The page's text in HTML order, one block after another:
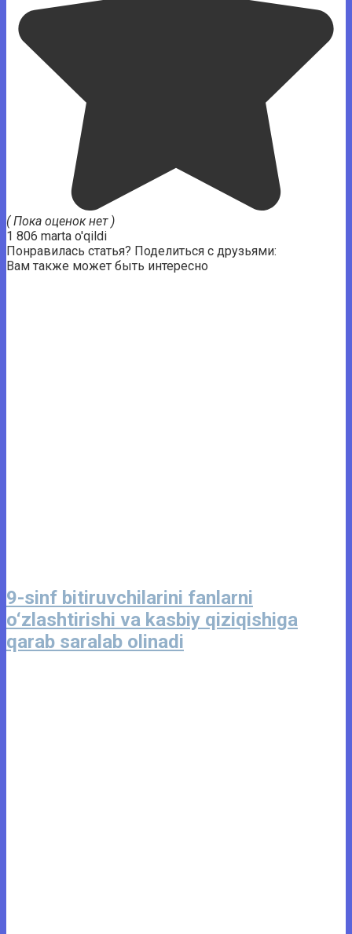
( Пока оценок нет )
1 806 marta o'qildi
Понравилась статья? Поделиться с друзьями:
Вам также может быть интересно
9-sinf bitiruvchilarini fanlarni
o‘zlashtirishi va kasbiy qiziqishiga
qarab saralab olinadi